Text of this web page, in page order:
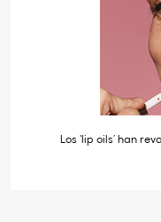
Los ‘lip oils’ han